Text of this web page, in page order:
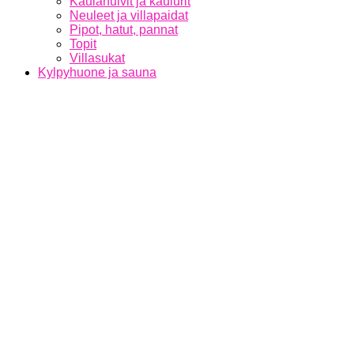
Neuleet ja villapaidat
Pipot, hatut, pannat
Topit
Villasukat
Kylpyhuone ja sauna